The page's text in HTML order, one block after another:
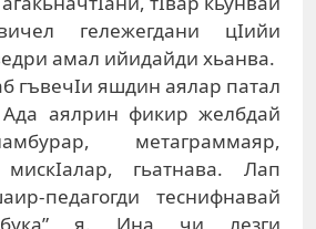
гележегдани цIийи
амал ийидайди хьанва.
гъвечIи яшдин аялар патал
аялрин фикир желбдай
метаграммаяр,
гьатнава. Лап
педагогди теснифнавай